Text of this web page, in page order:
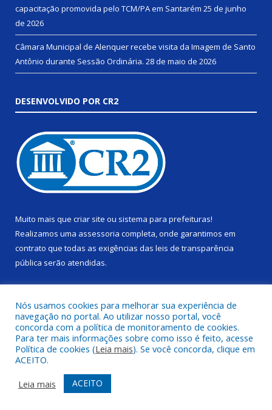
capacitação promovida pelo TCM/PA em Santarém 25 de junho
de 2026
Câmara Municipal de Alenquer recebe visita da Imagem de Santo
Antônio durante Sessão Ordinária. 28 de maio de 2026
DESENVOLVIDO POR CR2
Muito mais que criar site ou sistema para prefeituras!
Realizamos uma assessoria completa, onde garantimos em
contrato que todas as exigências das leis de transparência
pública serão atendidas.
Todos os direitos reservados a Câmara Municipal de Alenquer.
Mapa do Site
Acessar Área Administrativa
Acessar Webmail
Nós usamos cookies para melhorar sua experiência de
navegação no portal. Ao utilizar nosso portal, você
concorda com a política de monitoramento de cookies.
Para ter mais informações sobre como isso é feito, acesse
Política de cookies (Leia mais). Se você concorda, clique em
ACEITO.
Leia mais
ACEITO